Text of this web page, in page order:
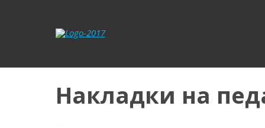
Накладки на